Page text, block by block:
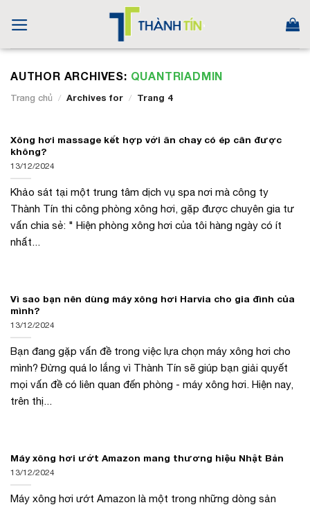
AUTHOR ARCHIVES: QUANTRIADMIN
Trang chủ / Archives for / Trang 4
Xông hơi massage kết hợp với ăn chay có ép cân được
không?
13/12/2024
Khảo sát tại một trung tâm dịch vụ spa nơi mà công ty
Thành Tín thi công phòng xông hơi, gặp được chuyên gia tư
vấn chia sẻ: " Hiện phòng xông hơi của tôi hàng ngày có ít
nhất...
Vì sao bạn nên dùng máy xông hơi Harvia cho gia đình của
mình?
13/12/2024
Bạn đang gặp vấn đề trong việc lựa chọn máy xông hơi cho
mình? Đừng quá lo lắng vì Thành Tín sẽ giúp bạn giải quyết
mọi vấn đề có liên quan đến phòng - máy xông hơi. Hiện nay,
trên thị...
Máy xông hơi ướt Amazon mang thương hiệu Nhật Bản
13/12/2024
Máy xông hơi ướt Amazon là một trong những dòng sản